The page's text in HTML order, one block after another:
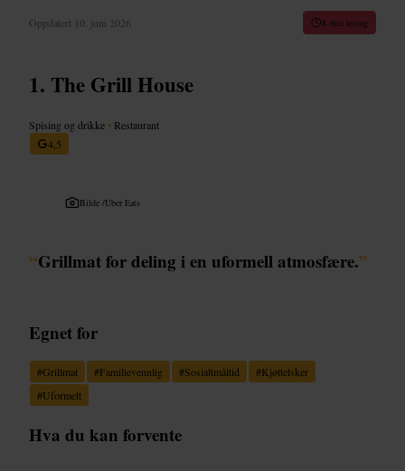
Oppdatert 10. juni 2026 8 min lesing
The Grill House
Spising og drikke • Restaurant
4,5
Bilde /Uber Eats
“Grillmat for deling i en uformell atmosfære.”
Egnet for
#Grillmat #Familievennlig #Sosialtmåltid #Kjøttelsker
#Uformelt
Hva du kan forvente